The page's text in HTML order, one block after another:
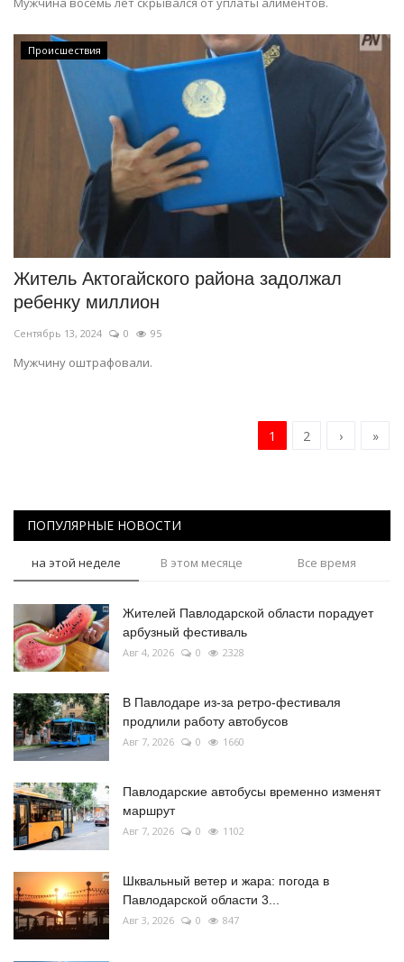
Происшествия
Житель Актогайского района задолжал
ребенку миллион
Сентябрь 13, 2024 0 95
Мужчину оштрафовали.
1 2 › »
ПОПУЛЯРНЫЕ НОВОСТИ
на этой неделе В этом месяце Все время
Жителей Павлодарской области порадует
арбузный фестиваль
Авг 4, 2026 0 2328
В Павлодаре из-за ретро-фестиваля
продлили работу автобусов
Авг 7, 2026 0 1660
Павлодарские автобусы временно изменят
маршрут
Авг 7, 2026 0 1102
Шквальный ветер и жара: погода в
Павлодарской области 3...
Авг 3, 2026 0 847